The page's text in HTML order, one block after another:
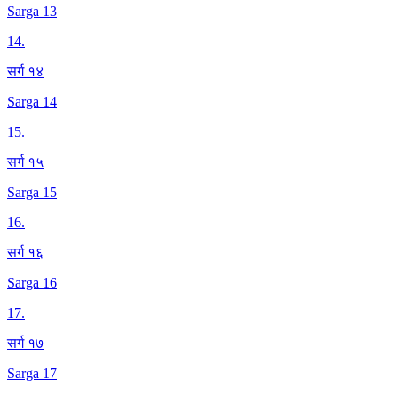
Sarga 13
14.
सर्ग १४
Sarga 14
15.
सर्ग १५
Sarga 15
16.
सर्ग १६
Sarga 16
17.
सर्ग १७
Sarga 17